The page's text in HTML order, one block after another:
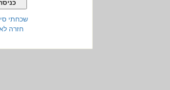
שכחתי
חזרה